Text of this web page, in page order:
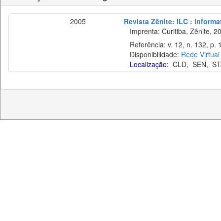
2005
Revista Zênite: ILC :
Imprenta: Curitiba, Zênite,
Referência: v. 12, n. 132, p.
Disponibilidade: Rede
Localização: CLD, SEN,